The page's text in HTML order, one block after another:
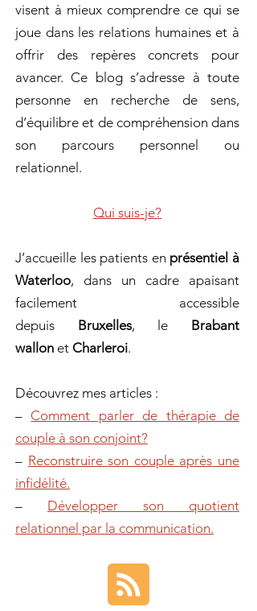
visent à mieux comprendre ce qui se
joue dans les relations humaines et à
offrir des repères concrets pour
avancer. Ce blog s’adresse à toute
personne en recherche de sens,
d’équilibre et de compréhension dans
son parcours personnel ou
relationnel.
Qui suis-je?
J’accueille les patients en présentiel à
Waterloo, dans un cadre apaisant
facilement accessible
depuis Bruxelles, le Brabant
wallon et Charleroi.
Découvrez mes articles :
– Comment parler de thérapie de
couple à son conjoint?
– Reconstruire son couple après une
infidélité.
– Développer son quotient
relationnel par la communication.